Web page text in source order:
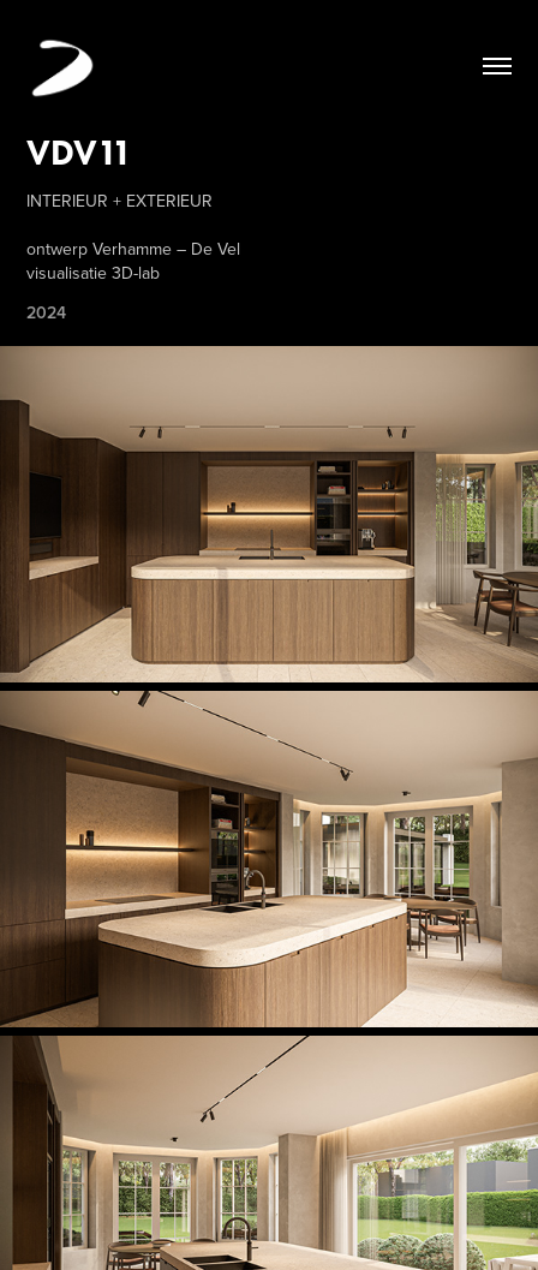
VDV11
INTERIEUR + EXTERIEUR
ontwerp Verhamme – De Vel
visualisatie 3D-lab
2024